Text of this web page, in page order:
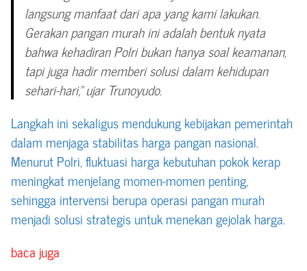
langsung manfaat dari apa yang kami lakukan.
Gerakan pangan murah ini adalah bentuk nyata
bahwa kehadiran Polri bukan hanya soal keamanan,
tapi juga hadir memberi solusi dalam kehidupan
sehari-hari,” ujar Trunoyudo.
Langkah ini sekaligus mendukung kebijakan pemerintah
dalam menjaga stabilitas harga pangan nasional.
Menurut Polri, fluktuasi harga kebutuhan pokok kerap
meningkat menjelang momen-momen penting,
sehingga intervensi berupa operasi pangan murah
menjadi solusi strategis untuk menekan gejolak harga.
baca juga